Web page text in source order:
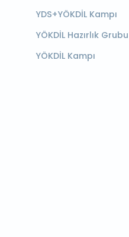
YDS+YÖKDİL Kampı
YÖKDİL Hazırlık Grubu
YÖKDİL Kampı